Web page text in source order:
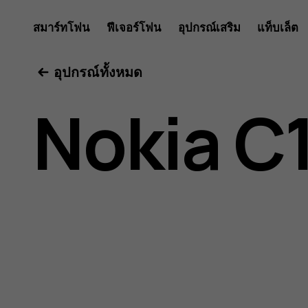
คู่มือ
ผู้
ใช้
สมาร์ทโฟน ฟีเจอร์โฟน อุปกรณ์เสริม แท็บเล็ต
อุปกรณ์ทั้งหมด
Nokia